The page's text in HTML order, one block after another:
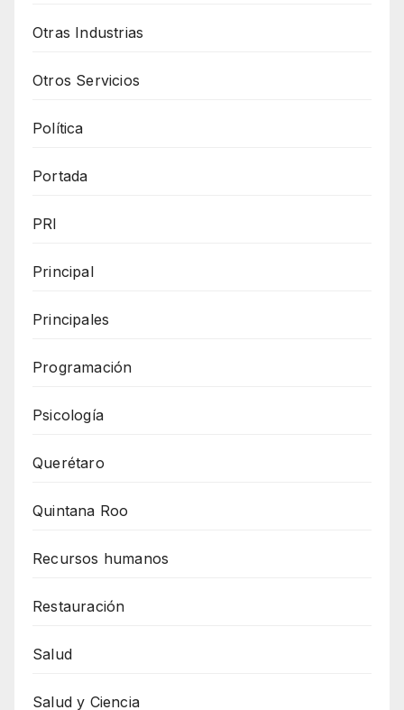
Otras Industrias
Otros Servicios
Política
Portada
PRI
Principal
Principales
Programación
Psicología
Querétaro
Quintana Roo
Recursos humanos
Restauración
Salud
Salud y Ciencia